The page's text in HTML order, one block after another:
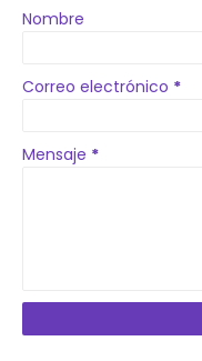
Nombre
Correo electrónico *
Mensaje *